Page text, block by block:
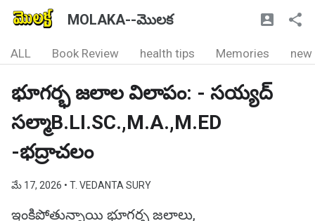
MOLAKA--మొలక
ALL Book Review health tips Memories new
భూగర్భ జలాల విలాపం: - సయ్యద్
సల్మాB.LI.SC.,M.A.,M.ED
-భద్రాచలం
మే 17, 2026 • T. VEDANTA SURY
ఇంకిపోతున్నాయి భూగర్భ జలాలు,